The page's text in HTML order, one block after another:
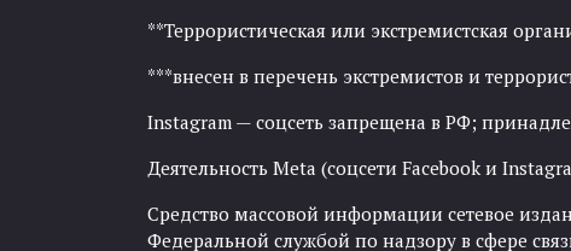
**Террористическая или экстремистская
***внесен в перечень экстремистов и
Instagram — соцсеть запрещена в РФ;
Деятельность Meta (соцсети Facebook и
Средство массовой информации сетевое
Федеральной службой по надзору в сфере